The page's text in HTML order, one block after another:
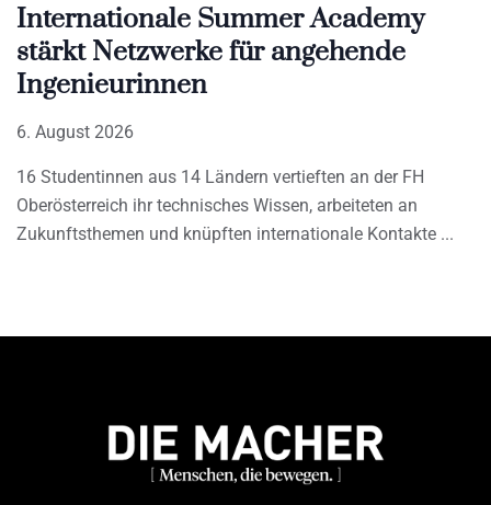
Internationale Summer Academy
stärkt Netzwerke für angehende
Ingenieurinnen
6. August 2026
16 Studentinnen aus 14 Ländern vertieften an der FH
Oberösterreich ihr technisches Wissen, arbeiteten an
Zukunftsthemen und knüpften internationale Kontakte